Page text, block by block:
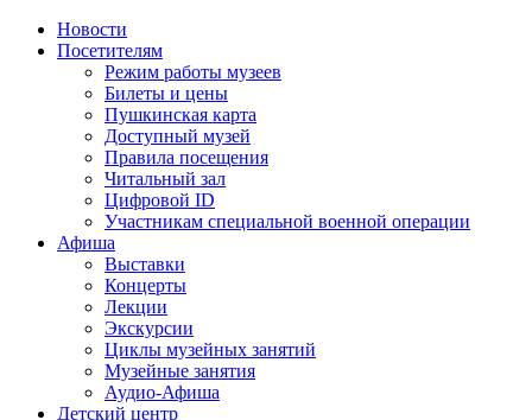
Новости
Посетителям
Режим работы музеев
Билеты и цены
Пушкинская карта
Доступный музей
Правила посещения
Читальный зал
Цифровой ID
Участникам специальной военной операции
Афиша
Выставки
Концерты
Лекции
Экскурсии
Циклы музейных занятий
Музейные занятия
Аудио-Афиша
Детский центр